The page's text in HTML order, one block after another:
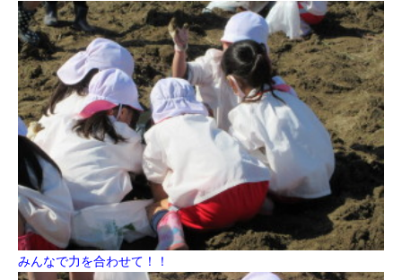
みんなで力を合わせて！！